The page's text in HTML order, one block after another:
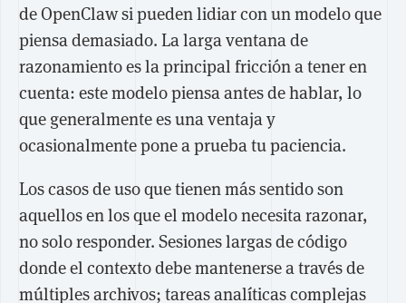
de OpenClaw si pueden lidiar con un modelo que
piensa demasiado. La larga ventana de
razonamiento es la principal fricción a tener en
cuenta: este modelo piensa antes de hablar, lo
que generalmente es una ventaja y
ocasionalmente pone a prueba tu paciencia.
Los casos de uso que tienen más sentido son
aquellos en los que el modelo necesita razonar,
no solo responder. Sesiones largas de código
donde el contexto debe mantenerse a través de
múltiples archivos; tareas analíticas complejas